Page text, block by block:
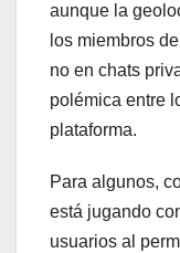
aunque la
los miembros
no en chats
polémica entre
plataforma.
Para algunos,
está jugando
usuarios al